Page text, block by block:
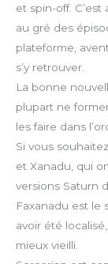
et spin-off.
au gré des
plateforme,
s’y retrouver.
La bonne
plupart ne
les faire dans
Si vous
et Xanadu, qui
versions Saturn
Faxanadu est le
avoir été
mieux vieilli.